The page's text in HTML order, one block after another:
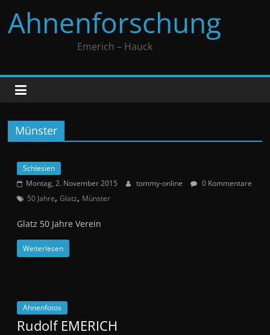
Inhalt
springen
Ahnenforschung
Emerich – Hauck
Münster
Schlesien
Montag, 2. November 2015
tommy-online
0 Kommentare
50 Jahre,Glatz, Münster
Glatz 50 Jahre Verein
Weiterlesen
Ahnenfotos
Rudolf EMERICH